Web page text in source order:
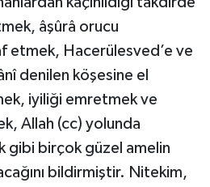
âşûrâ orucu
etmek, Hacerülesved’e ve
denilen köşesine el
iyiliği emretmek ve
Allah (cc) yolunda
gibi birçok güzel amelin
bildirmiştir. Nitekim,